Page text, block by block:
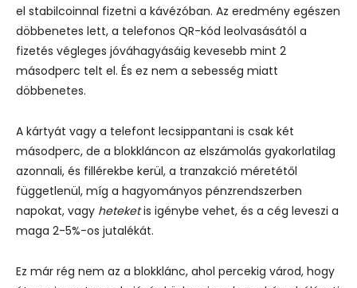
el stabilcoinnal fizetni a kávézóban. Az eredmény egészen
döbbenetes lett, a telefonos QR-kód leolvasásától a
fizetés végleges jóváhagyásáig kevesebb mint 2
másodperc telt el. És ez nem a sebesség miatt
döbbenetes.
A kártyát vagy a telefont lecsippantani is csak két
másodperc, de a blokkláncon az elszámolás gyakorlatilag
azonnali, és fillérekbe kerül, a tranzakció méretétől
függetlenül, míg a hagyományos pénzrendszerben
napokat, vagy heteketis igénybe vehet, és a cég leveszi a
maga 2-5%-os jutalékát.
Ez már rég nem az a blokklánc, ahol percekig várod, hogy